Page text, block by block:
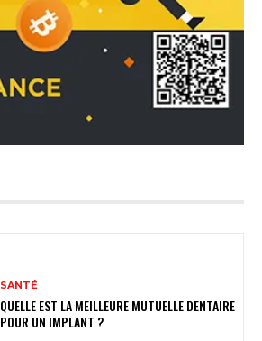
SANTÉ
QUELLE EST LA MEILLEURE MUTUELLE DENTAIRE
POUR UN IMPLANT ?